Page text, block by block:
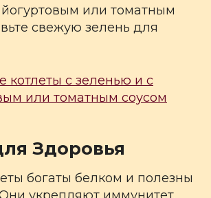
или томатным
свежую зелень для
Здоровья
богаты белком и полезны